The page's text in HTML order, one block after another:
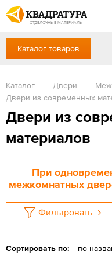
ОТДЕЛОЧНЫЕ МАТЕРИАЛЫ
Скидки
Акции
Готовые решения
Доставка и оплата
Отзывы
+7 (863) 309-13-16
Сб, Вс — выходной
ЗАКАЗАТЬ ЗВОНОК
Вход / Регистрация
Каталог товаров
Каталог | Двери |
Двери из современных
Двери из
материалов
При
межкомнатных
Фильтровать
Сортировать по: по